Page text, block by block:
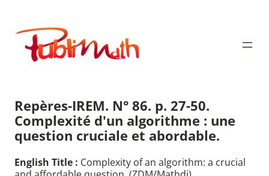
contenu
Publimath
Repères-IREM. N° 86. p. 27-50.
Complexité d'un algorithme : une
question cruciale et abordable.
English Title : Complexity of an algorithm: a crucial